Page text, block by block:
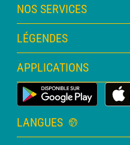
NOS SERVICES
Abonnement METEO Xpert
Abonnement METEO PRO
Consultation avec un prévisionniste
Bulletin PRO
LÉGENDES
Légende des cartes
Légende des pictogrammes
Glossaire
APPLICATIONS
Application Météo Terrestre
LANGUES